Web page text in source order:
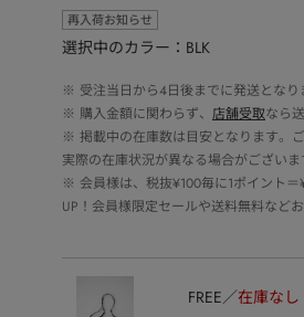
再入荷お知らせ
選択中のカラー：BLK
※ 受注当日から4日後までに発送とな
※ 購入金額に関わらず、 店舗受取なら
※ 掲載中の在庫数は目安となります。
実際の在庫状況が異なる場合がございま
※ 会員様は、税抜¥100毎に1ポイント
UP！会員様限定セールや送料無料など
FREE 在庫なし